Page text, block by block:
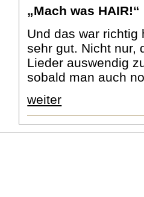
„Mach was
Und das war richtig
sehr gut. Nicht nur,
Lieder auswendig
sobald man auch
weiter